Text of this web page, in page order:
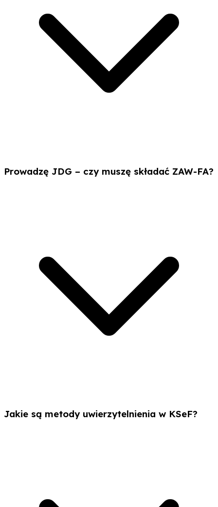
Prowadzę JDG – czy muszę składać ZAW-FA?
Jakie są metody uwierzytelnienia w KSeF?